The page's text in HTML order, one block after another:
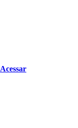
Acessar